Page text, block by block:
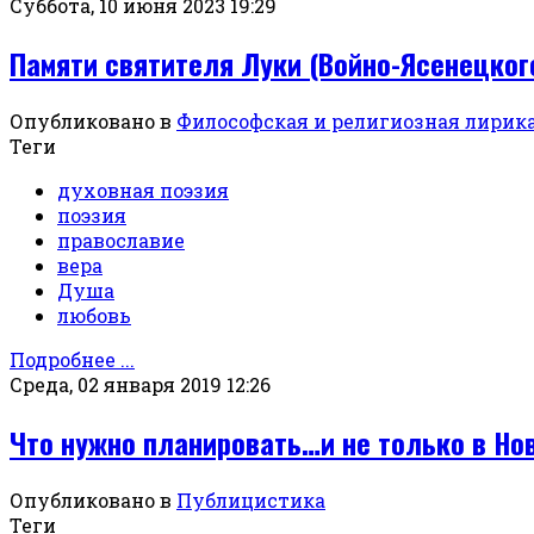
Суббота, 10 июня 2023 19:29
Памяти святителя Луки (Войно-
Опубликовано в Философская и религиозная
Теги
духовная поэзия
поэзия
православие
вера
Душа
любовь
Подробнее ...
Среда, 02 января 2019 12:26
Что нужно планировать…и не только в
Опубликовано в Публицистика
Теги